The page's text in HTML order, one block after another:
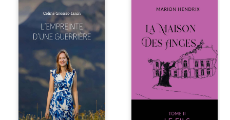
Que reste-t-il de
l’enfance lorsque
la maladie impose
ses propres règles
? L’empreinte
d’une guerrière
livre, sans détour,
le récit d’un
quotidien
bouleversé par la
maladie
chronique,
l’errance médicale
Nous sommes en
après le décès du
patriarche
Anatole-Eustache.
La famille devra
affronter non
seulement un
inconnu qui rôde
autour du
domaine et dont
Firmin, le fidèle
majordome,